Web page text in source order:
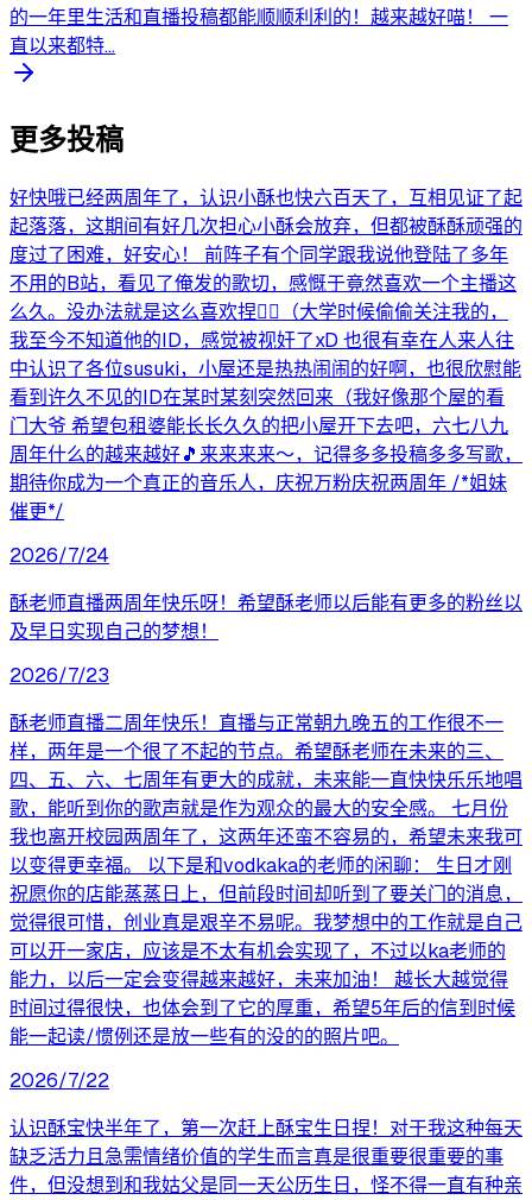
的一年里生活和直播投稿都能顺顺利利的！越来越好喵！ 一
直以来都特...
更多投稿
好快哦已经两周年了，认识小酥也快六百天了，互相见证了起
起落落，这期间有好几次担心小酥会放弃，但都被酥酥顽强的
度过了困难，好安心！ 前阵子有个同学跟我说他登陆了多年
不用的B站，看见了俺发的歌切，感慨于竟然喜欢一个主播这
么久。没办法就是这么喜欢捏😮‍💨（大学时候偷偷关注我的，
我至今不知道他的ID，感觉被视奸了xD 也很有幸在人来人往
中认识了各位susuki，小屋还是热热闹闹的好啊，也很欣慰能
看到许久不见的ID在某时某刻突然回来（我好像那个屋的看
门大爷 希望包租婆能长长久久的把小屋开下去吧，六七八九
周年什么的越来越好🎵来来来来～，记得多多投稿多多写歌，
期待你成为一个真正的音乐人，庆祝万粉庆祝两周年 /*姐妹
催更*/
2026/7/24
酥老师直播两周年快乐呀！希望酥老师以后能有更多的粉丝以
及早日实现自己的梦想！
2026/7/23
酥老师直播二周年快乐！直播与正常朝九晚五的工作很不一
样，两年是一个很了不起的节点。希望酥老师在未来的三、
四、五、六、七周年有更大的成就，未来能一直快快乐乐地唱
歌，能听到你的歌声就是作为观众的最大的安全感。 七月份
我也离开校园两周年了，这两年还蛮不容易的，希望未来我可
以变得更幸福。 以下是和vodkaka的老师的闲聊： 生日才刚
祝愿你的店能蒸蒸日上，但前段时间却听到了要关门的消息，
觉得很可惜，创业真是艰辛不易呢。我梦想中的工作就是自己
可以开一家店，应该是不太有机会实现了，不过以ka老师的
能力，以后一定会变得越来越好，未来加油！ 越长大越觉得
时间过得很快，也体会到了它的厚重，希望5年后的信到时候
能一起读/惯例还是放一些有的没的的照片吧。
2026/7/22
认识酥宝快半年了，第一次赶上酥宝生日捏！对于我这种每天
缺乏活力且急需情绪价值的学生而言真是很重要很重要的事
件，但没想到和我姑父是同一天公历生日，怪不得一直有种亲